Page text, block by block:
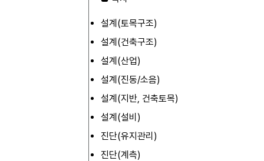
설계(토목구조)
설계(건축구조)
설계(산업)
설계(진동/소음)
설계(지반, 건축토목)
설계(설비)
진단(유지관리)
진단(계측)